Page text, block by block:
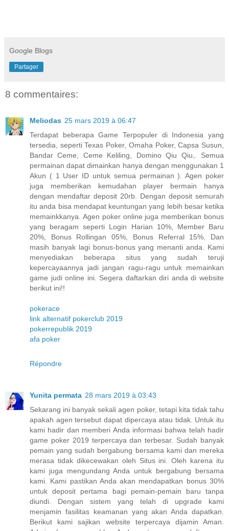
Google Blogs
Partager
8 commentaires:
Meliodas 25 mars 2019 à 06:47
Terdapat beberapa Game Terpopuler di Indonesia yang
tersedia, seperti Texas Poker, Omaha Poker, Capsa Susun,
Bandar Ceme, Ceme Keliling, Domino Qiu Qiu,. Semua
permainan dapat dimainkan hanya dengan menggunakan 1
Akun ( 1 User ID untuk semua permainan ). Agen poker
juga memberikan kemudahan player bermain hanya
dengan mendaftar deposit 20rb. Dengan deposit semurah
itu anda bisa mendapat keuntungan yang lebih besar ketika
memainkkanya. Agen poker online juga memberikan bonus
yang beragam seperti Login Harian 10%, Member Baru
20%, Bonus Rollingan 05%, Bonus Referral 15%. Dan
masih banyak lagi bonus-bonus yang menanti anda. Kami
menyediakan beberapa situs yang sudah teruji
kepercayaannya jadi jangan ragu-ragu untuk memainkan
game judi online ini. Segera daftarkan diri anda di website
berikut ini!!
pokerace
link alternatif pokerclub 2019
pokerrepublik 2019
afa poker
Répondre
Yunita permata 28 mars 2019 à 03:43
Sekarang ini banyak sekali agen poker, tetapi kita tidak tahu
apakah agen tersebut dapat dipercaya atau tidak. Untuk itu
kami hadir dan memberi Anda informasi bahwa telah hadir
game poker 2019 terpercaya dan terbesar. Sudah banyak
pemain yang sudah bergabung bersama kami dan mereka
merasa tidak dikecewakan oleh Situs ini. Oleh karena itu
kami juga mengundang Anda untuk bergabung bersama
kami. Kami pastikan Anda akan mendapatkan bonus 30%
untuk deposit pertama bagi pemain-pemain baru tanpa
diundi. Dengan sistem yang telah di upgrade kami
menjamin fasilitas keamanan yang akan Anda dapatkan.
Berikut kami sajikan website terpercaya dijamin Aman.